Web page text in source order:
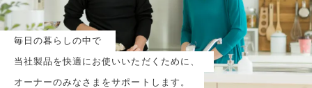
毎日の暮らしの中で
当社製品を快適にお使いいただくために、
オーナーのみなさまをサポートします。
新規会員登録（無料）
ログイン
※新規会員登録または追加製品登録をいただいた方が対象です